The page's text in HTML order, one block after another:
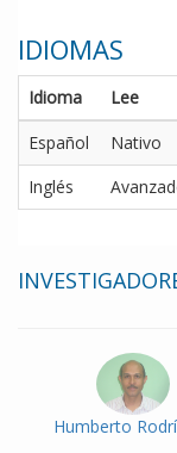
IDIOMAS
Idioma Lee
Español
Nativo
Inglés
Humberto